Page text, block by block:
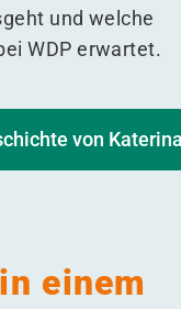
und welche
WDP erwartet.
von
einem